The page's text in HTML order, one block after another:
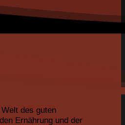
des guten
Ernährung und der